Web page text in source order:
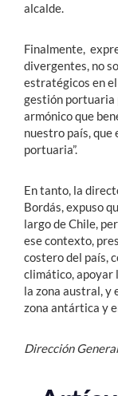
alcalde.
Finalmente,
divergentes, no
estratégicos en
gestión portuaria
armónico que
nuestro país,
portuaria”.
En tanto, la
Bordás, expuso
largo de Chile,
ese contexto,
costero del país,
climático, apoyar
la zona austral, y
zona antártica y
Dirección